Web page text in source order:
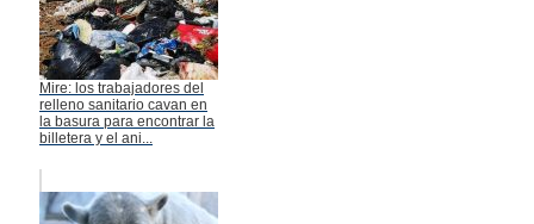
Mire: los trabajadores del
relleno sanitario cavan en
la basura para encontrar la
billetera y el ani...